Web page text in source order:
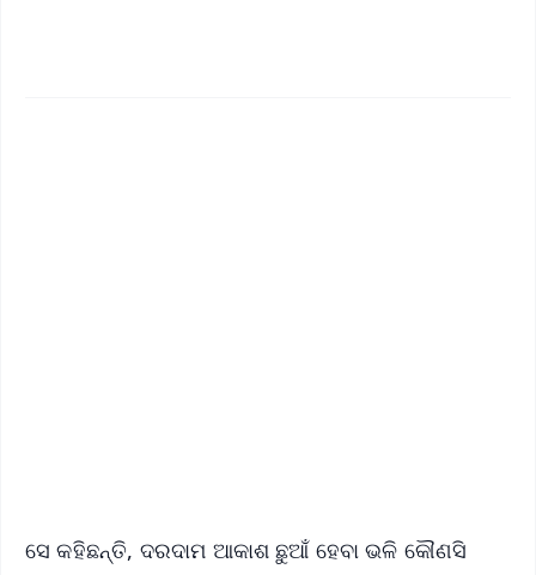
ସେ କହିଛନ୍ତି, ଦରଦାମ ଆକାଶ ଛୁଆଁ ହେବା ଭଳି କୌଣସି